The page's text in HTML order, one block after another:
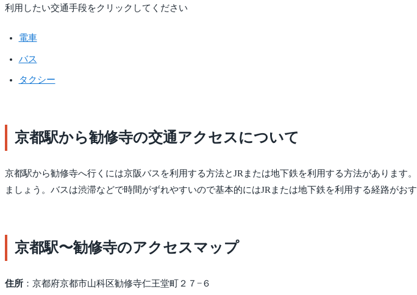
利用したい交通手段をクリックしてください
電車
バス
タクシー
京都駅から勧修寺の交通アクセスについて
京都駅から勧修寺へ行くには京阪バスを利用する方法とJRまたは地下鉄を利用する方法がありま
ましょう。バスは渋滞などで時間がずれやすいので基本的にはJRまたは地下鉄を利用する経路がおす
京都駅〜勧修寺のアクセスマップ
住所 ：京都府京都市山科区勧修寺仁王堂町２７−６